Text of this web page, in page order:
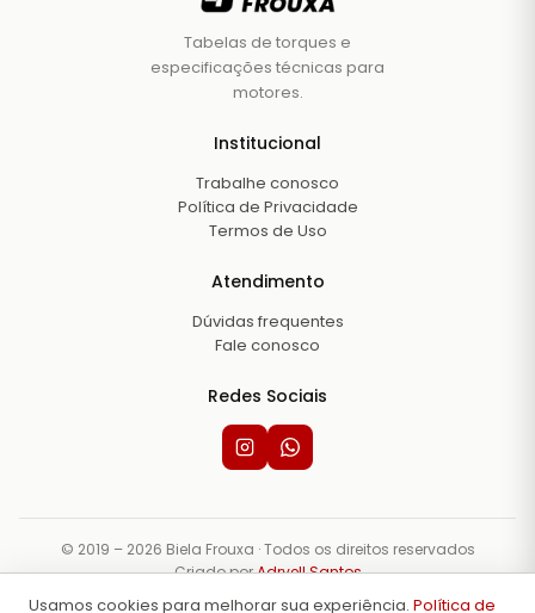
Usamos cookies para melhorar sua experiência. Política de
Tabelas de torques e
especificações técnicas para
motores.
Institucional
Trabalhe conosco
Política de Privacidade
Termos de Uso
Atendimento
Dúvidas frequentes
Fale conosco
Redes Sociais
© 2019 – 2026 Biela Frouxa · Todos os direitos reservados
Criado porAdryell Santos